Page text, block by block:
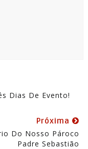
Dias De Evento!
Próxima
Do Nosso Pároco
Padre Sebastião